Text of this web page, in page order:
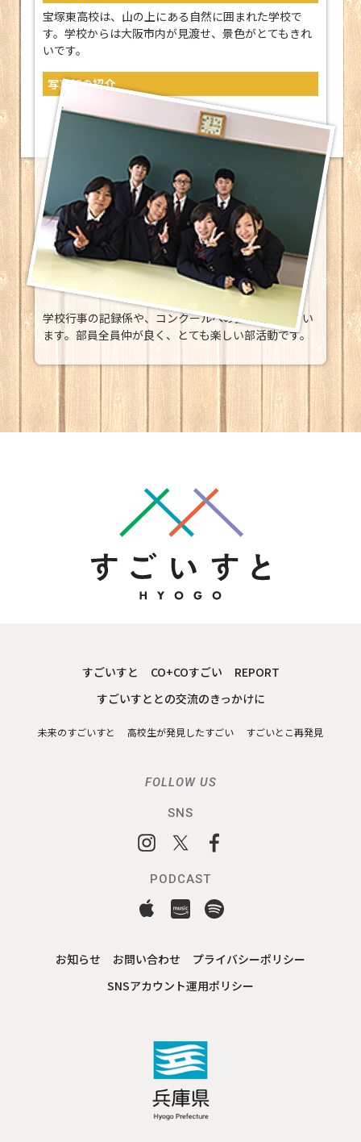
宝塚東高校は、山の上にある自然に囲まれた学校で
す。学校からは大阪市内が見渡せ、景色がとてもきれ
いです。
写真部の紹介
学校行事の記録係や、コンクールへの出品等をしてい
ます。部員全員仲が良く、とても楽しい部活動です。
すごいすと CO+COすごい
REPORT
すごいすととの交流のきっかけに
未来のすごいすと 高校生が発見したすごい すごいとこ再発見
FOLLOW US
SNS
PODCAST
お知らせ お問い合わせ
プライバシーポリシー
SNSアカウント運用ポリシー